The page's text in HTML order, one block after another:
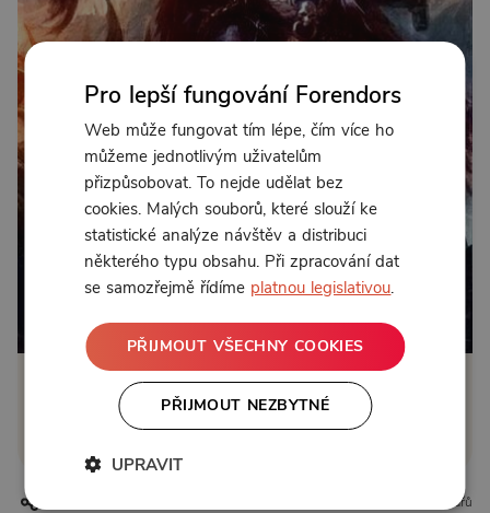
Od 95 Kč měsíčně
Klikněte pro odemčení
1 komentářů
Pro lepší fungování Forendors
Web může fungovat tím lépe, čím více ho
můžeme jednotlivým uživatelům
přizpůsobovat. To nejde udělat bez
cookies. Malých souborů, které slouží ke
statistické analýze návštěv a distribuci
některého typu obsahu. Při zpracování dat
se samozřejmě řídíme platnou legislativou.
PŘIJMOUT VŠECHNY COOKIES
PŘIJMOUT NEZBYTNÉ
UPRAVIT